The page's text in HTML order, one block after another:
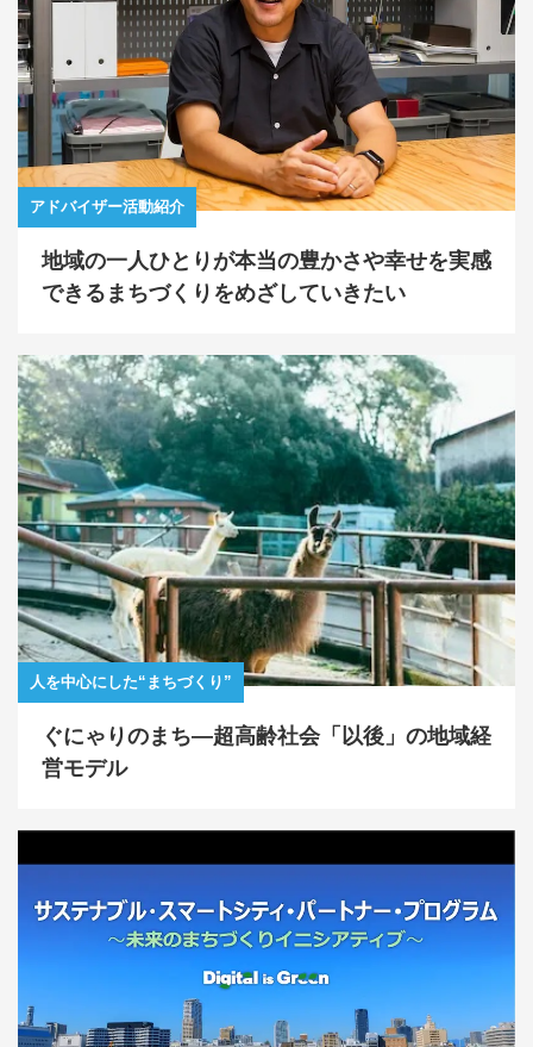
アドバイザー活動紹介
地域の一人ひとりが本当の豊かさや幸せを実感
できるまちづくりをめざしていきたい
人を中心にした“まちづくり”
ぐにゃりのまち―超高齢社会「以後」の地域経
営モデル